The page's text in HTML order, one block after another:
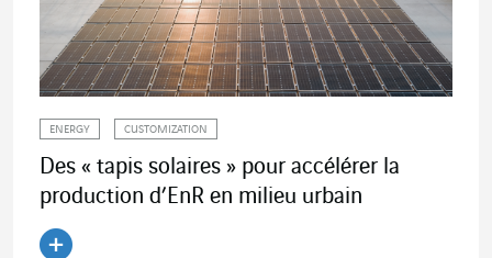
ENERGY CUSTOMIZATION
Des « tapis solaires » pour accélérer la
production d’EnR en milieu urbain